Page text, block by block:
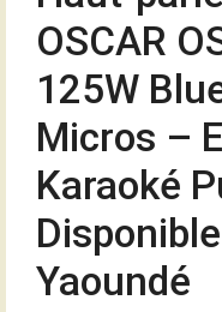
OSCAR
125W
Micros –
Karaoké
Yaoundé